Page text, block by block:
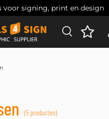
voor signing, print en design
Zoeken
(5 producten)